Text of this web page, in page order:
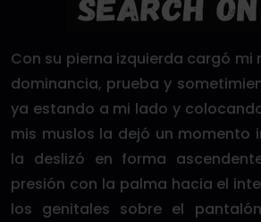
Con su pierna izquierda cargó mi
dominancia, prueba y
ya estando a mi lado y
mis muslos la dejó un momento
la deslizó en forma
presión con la palma hacia el
los genitales sobre el